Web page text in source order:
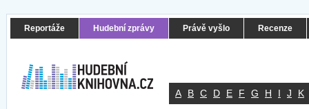
Reportáže Hudební zprávy Právě vyšlo Recenze
A B C D E F G H I J K